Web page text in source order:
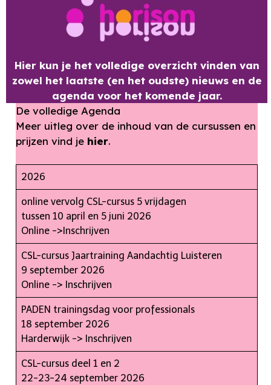
Hier kun je het volledige overzicht vinden van
zowel het laatste (en het oudste) nieuws en de
agenda voor het komende jaar.
De volledige Agenda
Meer uitleg over de inhoud van de cursussen en
prijzen vind je hier.
2026
online vervolg CSL-cursus 5 vrijdagen
tussen 10 april en 5 juni 2026
Online ->Inschrijven
CSL-cursus Jaartraining Aandachtig Luisteren
9 september 2026
Online -> Inschrijven
PADEN trainingsdag voor professionals
18 september 2026
Harderwijk -> Inschrijven
CSL-cursus deel 1 en 2
22-23-24 september 2026